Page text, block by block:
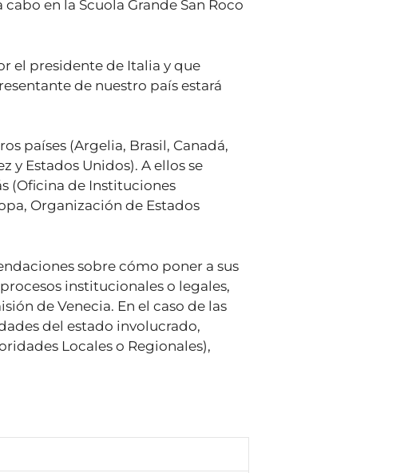
en la Scuola Grande San Roco
el presidente de Italia y que
de nuestro país estará
países (Argelia, Brasil, Canadá,
y Estados Unidos). A ellos se
(Oficina de Instituciones
Organización de Estados
sobre cómo poner a sus
institucionales o legales,
de Venecia. En el caso de las
del estado involucrado,
Locales o Regionales),